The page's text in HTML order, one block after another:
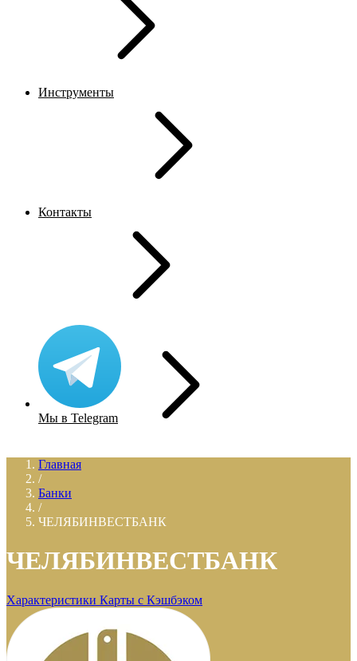
Инструменты
Контакты
Мы в Telegram
Главная
/
Банки
/
ЧЕЛЯБИНВЕСТБАНК
ЧЕЛЯБИНВЕСТБАНК
Характеристики Карты с Кэшбэком